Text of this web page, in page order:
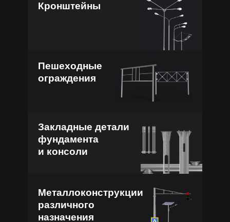
Кронштейны
Пешеходные
ограждения
Закладные детали
фундамента
и консоли
Металлоконструкции
различного
назначения